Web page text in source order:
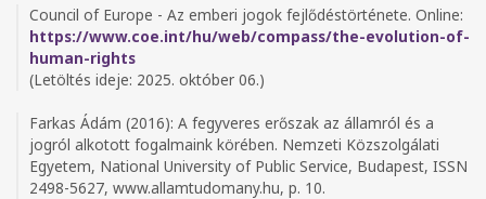
Council of Europe - Az emberi jogok fejlődéstörténete. Online:
https://www.coe.int/hu/web/compass/the-evolution-of-
human-rights
(Letöltés ideje: 2025. október 06.)
Farkas Ádám (2016): A fegyveres erőszak az államról és a
jogról alkotott fogalmaink körében. Nemzeti Közszolgálati
Egyetem, National University of Public Service, Budapest, ISSN
2498-5627, www.allamtudomany.hu, p. 10.